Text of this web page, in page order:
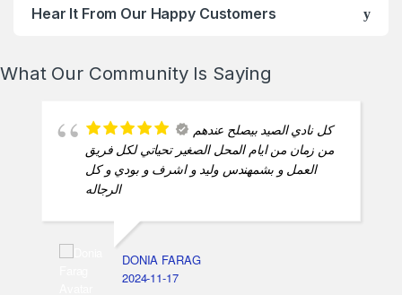
Hear It From Our Happy Customers
What Our Community Is Saying
كل نادي الصيد بيصلح عندهم
من زمان من ايام المحل الصغير تحياتي لكل فريق
العمل و بشمهندس وليد و اشرف و بودي و كل
الرجاله
DONIA FARAG
2024-11-17